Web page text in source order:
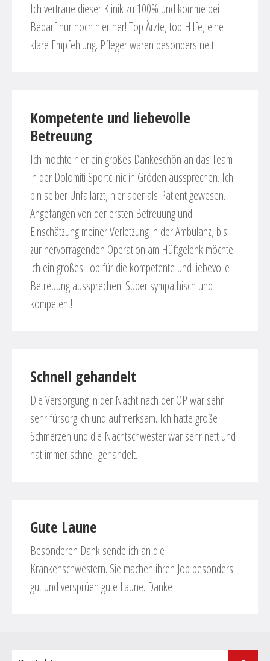
Ich vertraue dieser Klinik zu 100% und komme bei
Bedarf nur noch hier her! Top Ärzte, top Hilfe, eine
klare Empfehlung. Pfleger waren besonders nett!
Kompetente und liebevolle
Betreuung
Ich möchte hier ein großes Dankeschön an das Team
in der Dolomiti Sportclinic in Gröden aussprechen. Ich
bin selber Unfallarzt, hier aber als Patient gewesen.
Angefangen von der ersten Betreuung und
Einschätzung meiner Verletzung in der Ambulanz, bis
zur hervorragenden Operation am Hüftgelenk möchte
ich ein großes Lob für die kompetente und liebevolle
Betreuung aussprechen. Super sympathisch und
kompetent!
Schnell gehandelt
Die Versorgung in der Nacht nach der OP war sehr
sehr fürsorglich und aufmerksam. Ich hatte große
Schmerzen und die Nachtschwester war sehr nett und
hat immer schnell gehandelt.
Gute Laune
Besonderen Dank sende ich an die
Krankenschwestern. Sie machen ihren Job besonders
gut und versprüen gute Laune. Danke